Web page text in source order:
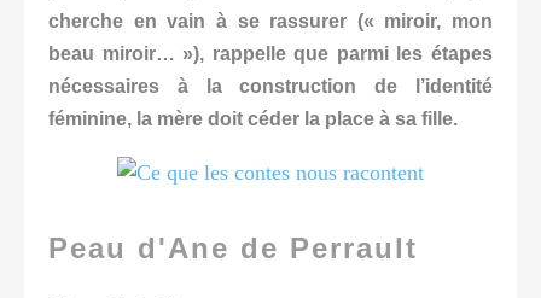
cherche en vain à se rassurer (« miroir, mon
beau miroir… »), rappelle que parmi les étapes
nécessaires à la construction de l’identité
féminine, la mère doit céder la place à sa fille.
Peau d'Ane de Perrault